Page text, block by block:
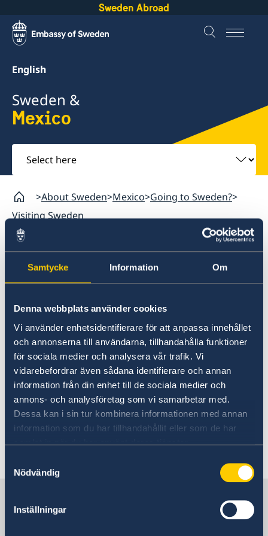
Samtycke Information Om
Denna webbplats använder cookies
Vi använder enhetsidentifierare för att anpassa innehållet
och annonserna till användarna, tillhandahålla funktioner
för sociala medier och analysera vår trafik. Vi
vidarebefordrar även sådana identifierare och annan
information från din enhet till de sociala medier och
annons- och analysföretag som vi samarbetar med.
Dessa kan i sin tur kombinera informationen med annan
information som du har tillhandahållit eller som de har
samlat in när du har använt deras tjänster.
Nödvändig
Inställningar
Sweden Abroad
English
Sweden &
Mexico
Select
here
About Sweden Mexico Going to Sweden?
Visiting Sweden
Mexico
Going to Sweden?
Moving to someone in Sweden
Studying in Sweden
Bring a pet to Sweden
Visiting Sweden
On the left column you will find
information on how to travel to
Sweden, be it as a tourist, for work,
studies or permanent residence.
No local information is currently available.
Please contact the Embassy for information on